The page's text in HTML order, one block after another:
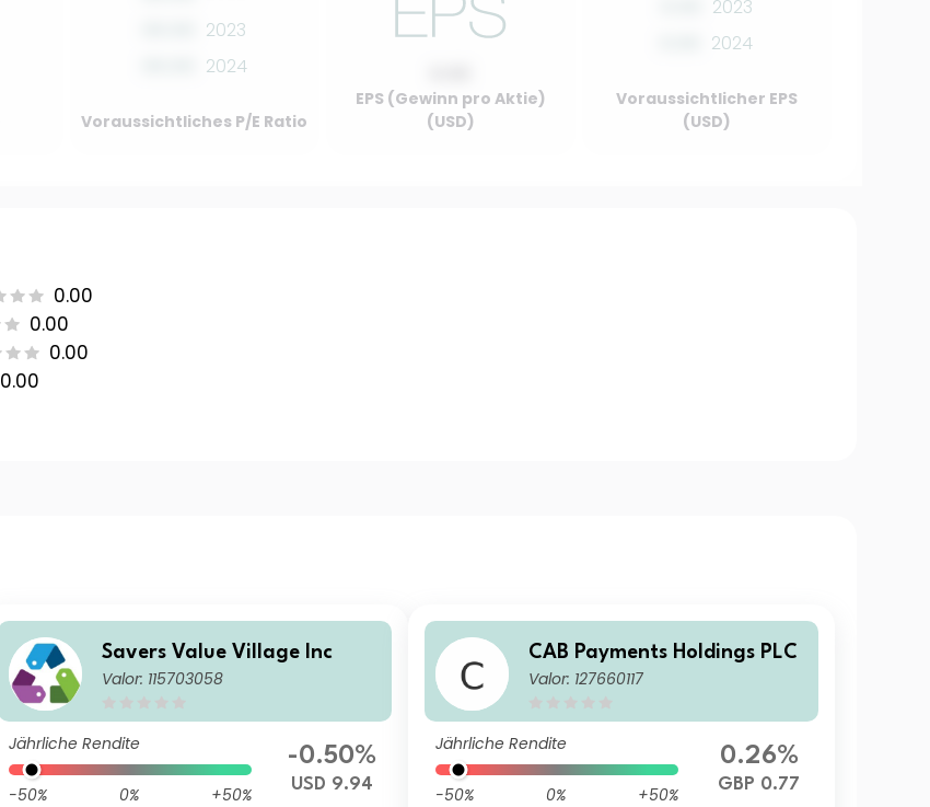
2023
2024
Voraussichtliches P/E Ratio
EPS (Gewinn pro Aktie)
(USD)
2023
2024
Voraussichtlicher EPS
(USD)
0.00
0.00
0.00
0.00
Savers Value Village Inc
Valor: 115703058
Jährliche Rendite
-50% 0%
+50%
-0.50%
USD 9.94
CAB Payments Holdings PLC
Valor: 127660117
Jährliche Rendite
-50% 0%
+50%
0.26%
GBP 0.77